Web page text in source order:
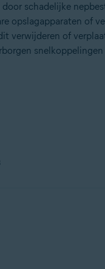
schadelijke
opslagapparaten of
verwijderen of